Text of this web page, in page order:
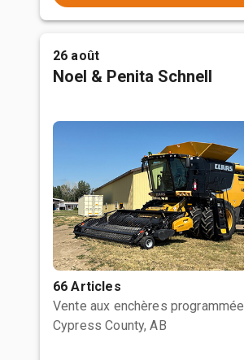
26 août
Noel & Penita Schnell
66 Articles
Vente aux enchères programmée
Cypress County, AB